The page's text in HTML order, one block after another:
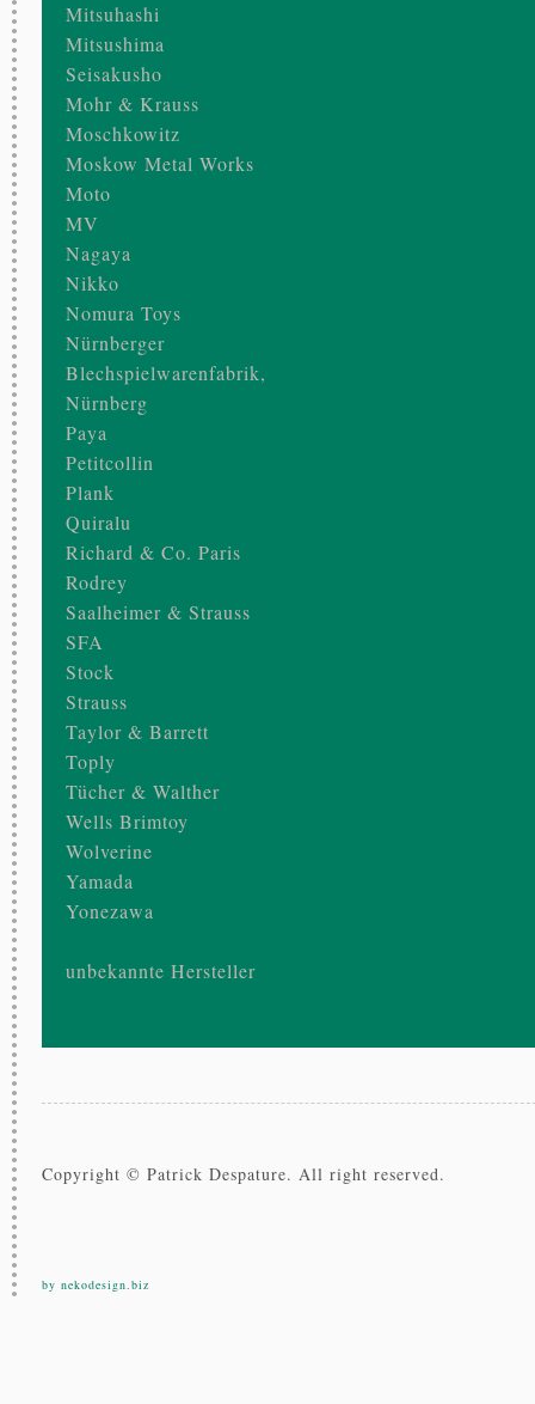
Mitsuhashi
Mitsushima
Seisakusho
Mohr & Krauss
Moschkowitz
Moskow Metal Works
Moto
MV
Nagaya
Nikko
Nomura Toys
Nürnberger
Blechspielwarenfabrik,
Nürnberg
Paya
Petitcollin
Plank
Quiralu
Richard & Co. Paris
Rodrey
Saalheimer & Strauss
SFA
Stock
Strauss
Taylor & Barrett
Toply
Tücher & Walther
Wells Brimtoy
Wolverine
Yamada
Yonezawa
unbekannte Hersteller
Copyright © Patrick Despature. All right reserved.
by nekodesign.biz